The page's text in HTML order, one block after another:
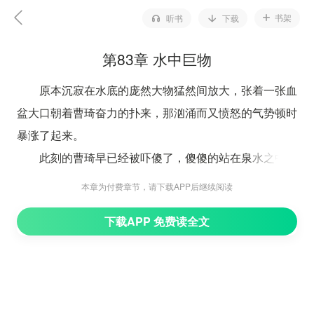
听书 下载 书架
第83章 水中巨物
原本沉寂在水底的庞然大物猛然间放大，张着一张血
盆大口朝着曹琦奋力的扑来，那汹涌而又愤怒的气势顿时
暴涨了起来。
此刻的曹琦早已经被吓傻了，傻傻的站在泉水之中看
着那血盆大口越来越靠近。
岸上的欧阳和孙策两人早就已经吓得脸色惨白，此刻
本章为付费章节，请下载APP后继续阅读
下载APP 免费读全文